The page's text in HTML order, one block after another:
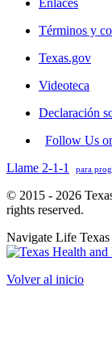
Términos y
Texas.gov
Videoteca
Declaración
Follow Us
Llame 2-1-1
para
© 2015 - 2026
rights reserved.
Navigate Life
Volver al inicio